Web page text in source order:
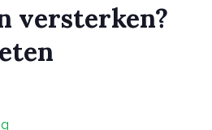
versterken?